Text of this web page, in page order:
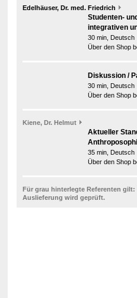
Edelhäuser, Dr. med. Friedrich
Studenten-
integrativen
30 min, Deutsch
Über den Shop
Diskussion /
30 min, Deutsch
Über den Shop
Kiene, Dr. Helmut
Aktueller
35 min, Deutsch
Über den Shop
Für grau hinterlegte Referenten gilt:
Auslieferung wird geprüft.